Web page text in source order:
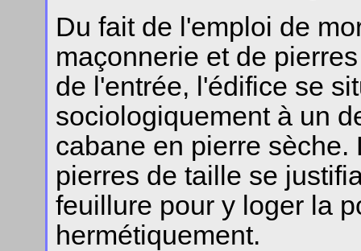
Du fait de l'emploi de
maçonnerie et de
de l'entrée, l'édifice se
sociologiquement à un
cabane en pierre
pierres de taille se
feuillure pour y loger la
hermétiquement.